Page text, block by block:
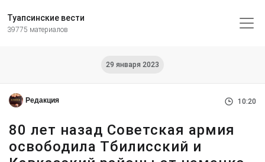
Туапсинские вести
39775 материалов
29 января 2023
Редакция 10:20
80 лет назад Советская армия
освободила Тбилисский и